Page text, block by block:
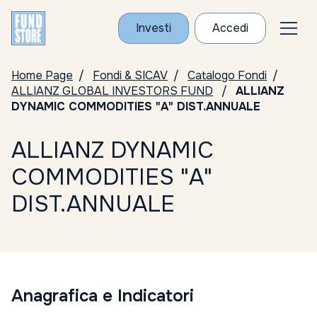
Investi Accedi
Home Page Fondi & SICAV
Catalogo Fondi
ALLIANZ GLOBAL INVESTORS FUND
ALLIANZ
DYNAMIC COMMODITIES "A" DIST.ANNUALE
ALLIANZ DYNAMIC
COMMODITIES "A"
DIST.ANNUALE
Anagrafica e Indicatori